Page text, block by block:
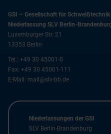
GSI – Gesellschaft für
Niederlassung SLV Berlin-
Luxemburger Str. 21
13353 Berlin
Tel.: +49 30 45001-0
Fax: +49 30 45001-111
E-Mail: mail@slv-bb.de
Niederlassungen der GSI
SLV Berlin-Brandenburg